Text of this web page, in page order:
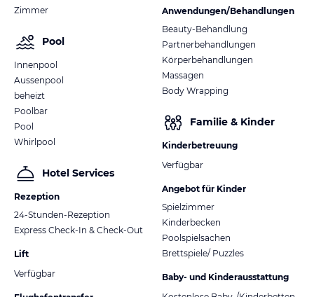
Zimmer
Pool
Innenpool
Aussenpool
beheizt
Poolbar
Pool
Whirlpool
Hotel Services
Rezeption
24-Stunden-Rezeption
Express Check-In & Check-Out
Lift
Verfügbar
Anwendungen/Behandlungen
Beauty-Behandlung
Partnerbehandlungen
Körperbehandlungen
Massagen
Body Wrapping
Familie & Kinder
Kinderbetreuung
Verfügbar
Angebot für Kinder
Spielzimmer
Kinderbecken
Poolspielsachen
Brettspiele/ Puzzles
Baby- und Kinderausstattung